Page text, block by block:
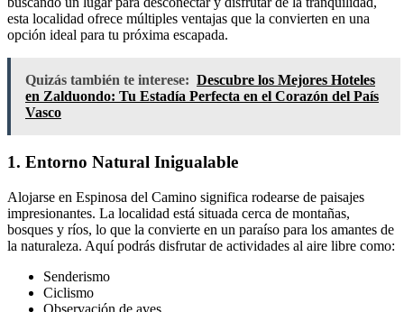
esta localidad ofrece múltiples ventajas que la convierten en una
opción ideal para tu próxima escapada.
Quizás también te interese: Descubre los Mejores Hoteles
en Zalduondo: Tu Estadía Perfecta en el Corazón del País
Vasco
1. Entorno Natural Inigualable
Alojarse en Espinosa del Camino significa rodearse de paisajes
impresionantes. La localidad está situada cerca de montañas,
bosques y ríos, lo que la convierte en un paraíso para los amantes de
la naturaleza. Aquí podrás disfrutar de actividades al aire libre como:
Senderismo
Ciclismo
Observación de aves